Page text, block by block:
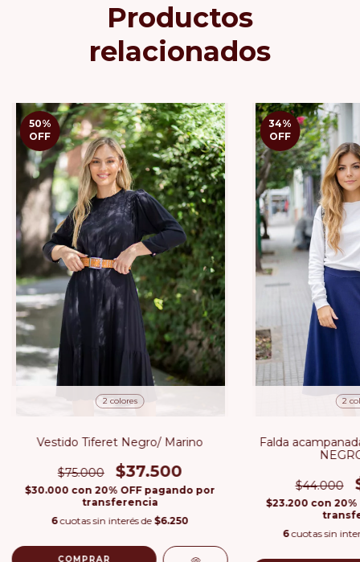
Productos
relacionados
50%
OFF
2 colores
Vestido Tiferet Negro/ Marino
$75.000 $37.500
$30.000 con 20% OFF pagando por
transferencia
6 cuotas sin interés de $6.250
COMPRAR
34%
OFF
2
Falda
$44.000
$23.200 con
6 cuotas sin